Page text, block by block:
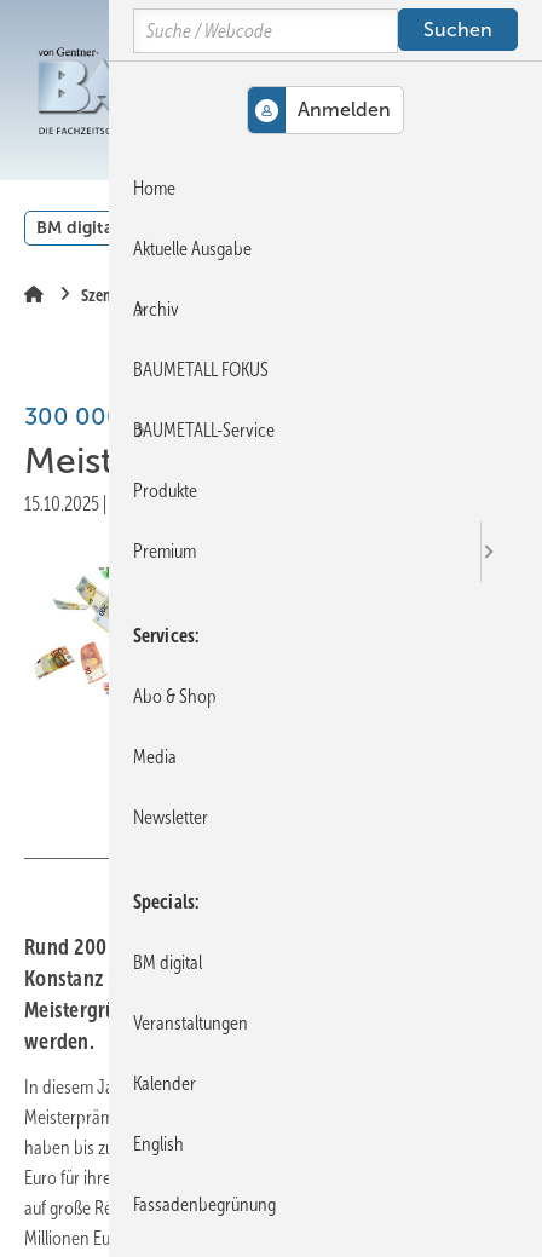
Hauptinhalt
Hauptmenü
SiteSearch
BM digital
Szene
300 000 Euro für Jung-Meister
Meisterprämie erfolgreich
15.10.2025 Druckvorschau
Rund 200 Absolventen im Bezirk der Handwerkskammer
Konstanz profitieren bislang 2025 von der Meisterprämie.
Meistergründungsprämie kann unterstützend beantragt
werden.
In diesem Jahr hat die Handwerkskammer Konstanz bereits
Meisterprämien im Wert von 310 500 Euro ausgezahlt. 207 Meister
haben bis zum 31. September die Unterstützung in Höhe von 1 500
Euro für ihren Meisterbrief bekommen. In der Region stößt die Prämie
auf große Resonanz: Seit dem Start vor fünf Jahren wurden rund 2,4
Millionen Euro an insgesamt 1 577 Meister ausgezahlt. Die
Search
Home
Aktuelle Ausgabe
Archiv
BAUMETALL FOKUS
BAUMETALL-Service
Produkte
Premium
Services
Abo & Shop
Media
Newsletter
Specials
BM digital
Veranstaltungen
Kalender
English
Fassadenbegrünung